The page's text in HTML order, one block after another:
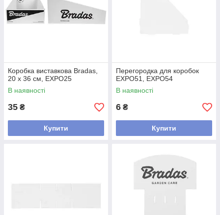
Коробка виставкова Bradas,
20 x 36 см, EXPO25
В наявності
35 ₴
Купити
Перегородка для коробок
EXPO51, EXPO54
В наявності
6 ₴
Купити